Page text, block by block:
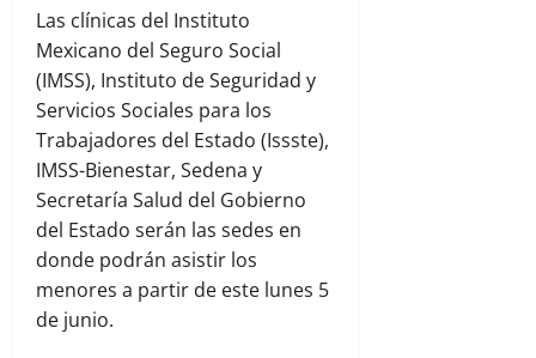
Las clínicas del Instituto
Mexicano del Seguro Social
(IMSS), Instituto de Seguridad y
Servicios Sociales para los
Trabajadores del Estado (Issste),
IMSS-Bienestar, Sedena y
Secretaría Salud del Gobierno
del Estado serán las sedes en
donde podrán asistir los
menores a partir de este lunes 5
de junio.